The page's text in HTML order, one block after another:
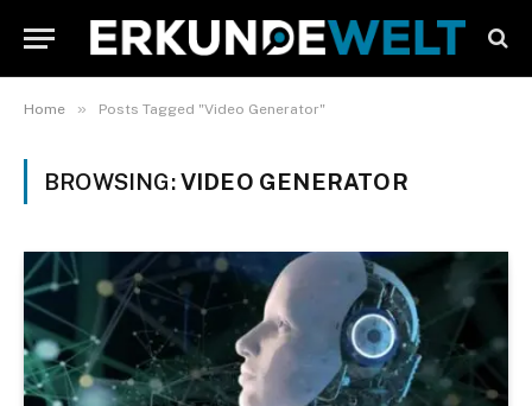
Home » Posts Tagged "Video Generator"
BROWSING:VIDEO GENERATOR